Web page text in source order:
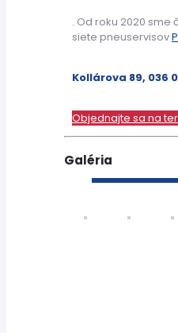
. Od roku 2020 sme
siete pneuservisov
Kollárova 89, 036
Objednajte sa na
Galéria